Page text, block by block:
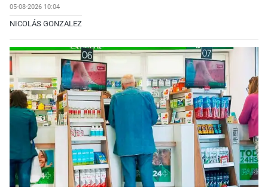
05-08-2026 10:04
NICOLÁS GONZALEZ